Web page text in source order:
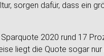
sorgen dafür, dass ein
2020 rund 17
liegt die Quote sogar